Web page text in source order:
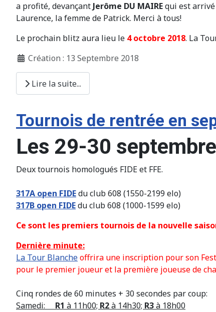
a profité, devançant Jerôme DU MAIREqui est
Laurence, la femme de Patrick. Merci à tous!
Le prochain blitz aura lieu le 4 octobre 2018. La
Création : 13 Septembre 2018
Lire la suite...
Tournois de rentrée en
Les 29-30
Deux tournois homologués FIDE et FFE.
317A open FIDEdu club 608 (1550-2199 elo)
317B open FIDEdu club 608 (1000-1599 elo)
Ce sont les premiers tournois de la nouvelle
Dernière minute:
La Tour Blancheoffrira une inscription pour son
pour le premier joueur et la première joueuse de
Cinq rondes de 60 minutes + 30 secondes par coup:
Samedi: R1 à 11h00; R2à 14h30; R3à 18h00